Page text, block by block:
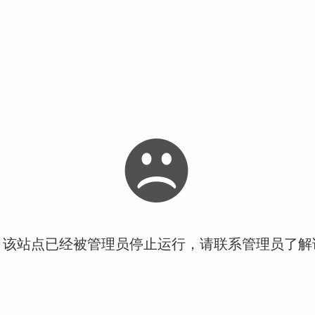
站点已经被管理员停止运行，请联系管理员了